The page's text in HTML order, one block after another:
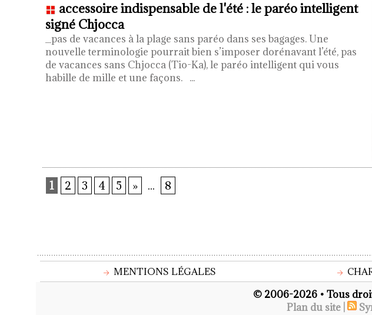
accessoire indispensable de l'été : le paréo intelligent
signé Chjocca
_pas de vacances à la plage sans paréo dans ses bagages. Une
nouvelle terminologie pourrait bien s’imposer dorénavant l’été, pas
de vacances sans Chjocca (Tio-Ka), le paréo intelligent qui vous
habille de mille et une façons. ...
1 2 3 4 5 » ... 8
MENTIONS LÉGALES
© 2006-2026 • Tous
Plan du site